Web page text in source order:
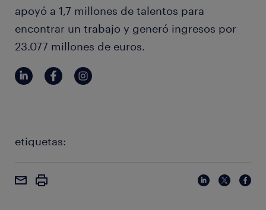
apoyó a 1,7 millones de talentos para
encontrar un trabajo y generó ingresos por
23.077 millones de euros.
etiquetas: